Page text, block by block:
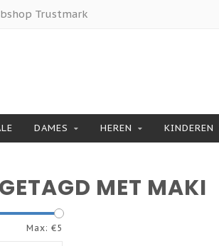
Trustmark
DAMES HEREN KINDEREN
MET MAKI
Max: €5